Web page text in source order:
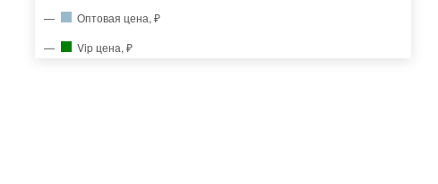
Оптовая цена, ₽
Vip цена, ₽